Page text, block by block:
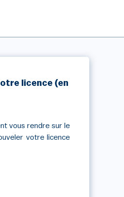
licence (en
vous rendre sur le
votre licence